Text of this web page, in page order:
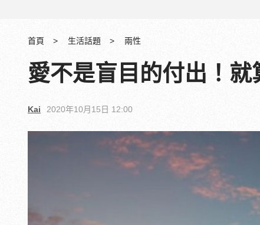
首頁 生活話題 兩性
愛不是盲目的付出！
Kai 2020年10月15日 12:00